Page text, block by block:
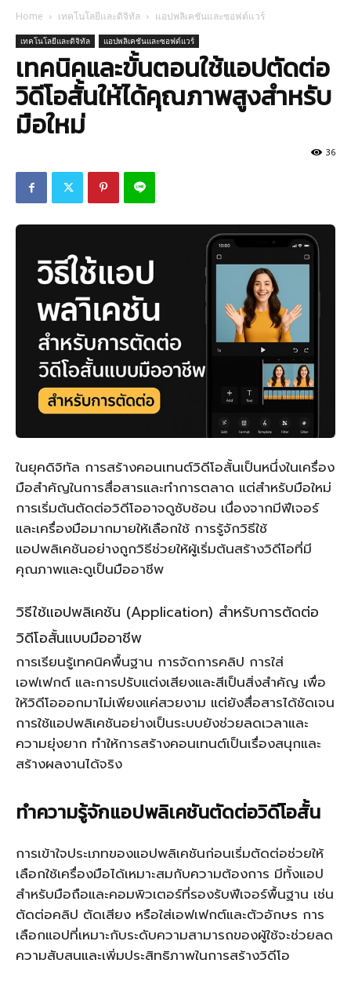
Home เทคโนโลยีและดิจิทัล แอปพลิเคชันและซอฟต์แวร์
เทคโนโลยีและดิจิทัล แอปพลิเคชันและซอฟต์แวร์
เทคนิคและขั้นตอนใช้แอปตัดต่อ
วิดีโอสั้นให้ได้คุณภาพสูงสำหรับ
มือใหม่
36
ในยุคดิจิทัล การสร้างคอนเทนต์วิดีโอสั้นเป็นหนึ่งในเครื่อง
มือสำคัญในการสื่อสารและทำการตลาด แต่สำหรับมือใหม่
การเริ่มต้นตัดต่อวิดีโออาจดูซับซ้อน เนื่องจากมีฟีเจอร์
และเครื่องมือมากมายให้เลือกใช้ การรู้จักวิธีใช้
แอปพลิเคชันอย่างถูกวิธีช่วยให้ผู้เริ่มต้นสร้างวิดีโอที่มี
คุณภาพและดูเป็นมืออาชีพ
วิธีใช้แอปพลิเคชัน (Application) สำหรับการตัดต่อ
วิดีโอสั้นแบบมืออาชีพ
การเรียนรู้เทคนิคพื้นฐาน การจัดการคลิป การใส่
เอฟเฟกต์ และการปรับแต่งเสียงและสีเป็นสิ่งสำคัญ เพื่อ
ให้วิดีโอออกมาไม่เพียงแค่สวยงาม แต่ยังสื่อสารได้ชัดเจน
การใช้แอปพลิเคชันอย่างเป็นระบบยังช่วยลดเวลาและ
ความยุ่งยาก ทำให้การสร้างคอนเทนต์เป็นเรื่องสนุกและ
สร้างผลงานได้จริง
ทำความรู้จักแอปพลิเคชันตัดต่อวิดีโอสั้น
การเข้าใจประเภทของแอปพลิเคชันก่อนเริ่มตัดต่อช่วยให้
เลือกใช้เครื่องมือได้เหมาะสมกับความต้องการ มีทั้งแอป
สำหรับมือถือและคอมพิวเตอร์ที่รองรับฟีเจอร์พื้นฐาน เช่น
ตัดต่อคลิป ตัดเสียง หรือใส่เอฟเฟกต์และตัวอักษร การ
เลือกแอปที่เหมาะกับระดับความสามารถของผู้ใช้จะช่วยลด
ความสับสนและเพิ่มประสิทธิภาพในการสร้างวิดีโอ